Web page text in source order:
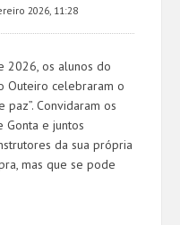
2026, 11:28
2026, os alunos do
Outeiro celebraram o
Convidaram os
Gonta e juntos
da sua própria
mas que se pode